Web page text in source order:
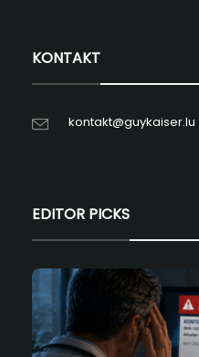
KONTAKT
kontakt@guykaiser.lu
EDITOR PICKS